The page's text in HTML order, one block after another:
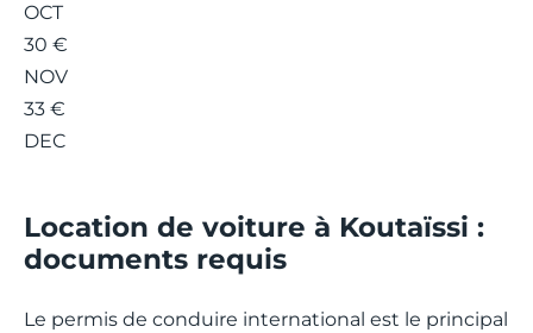
OCT
30 €
NOV
33 €
DEC
Location de voiture à Koutaïssi :
documents requis
Le permis de conduire international est le principal